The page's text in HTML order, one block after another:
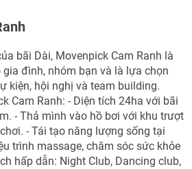
bãi Dài, Movenpick Cam Ranh là
đình, nhóm bạn và là lựa chọn
kiện, hội nghị và team building.
Cam Ranh: - Diện tích 24ha với bãi
- Thả mình vào hồ bơi với khu trượt
- Tái tạo năng lượng sống tại
trình massage, chăm sóc sức khỏe
hấp dẫn: Night Club, Dancing club,